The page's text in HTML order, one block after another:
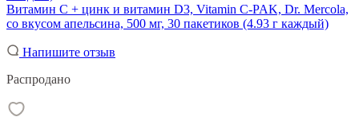
Витамин С + цинк и витамин D3, Vitamin C-PAK, Dr. Mercola,
со вкусом апельсина, 500 мг, 30 пакетиков (4.93 г каждый)
Напишите отзыв
Распродано